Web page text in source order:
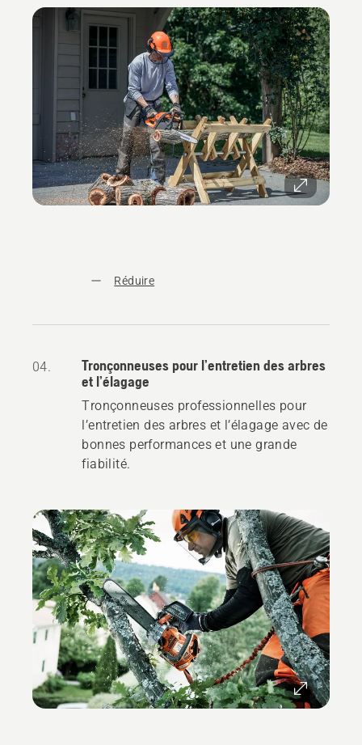
Réduire
04.
Tronçonneuses pour l’entretien des arbres
et l’élagage
Tronçonneuses professionnelles pour
l’entretien des arbres et l’élagage avec de
bonnes performances et une grande
fiabilité.